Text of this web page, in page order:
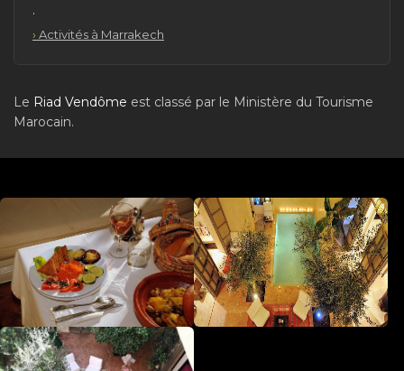
·
Activités à Marrakech
Le Riad Vendôme est classé par le Ministère du Tourisme
Marocain.